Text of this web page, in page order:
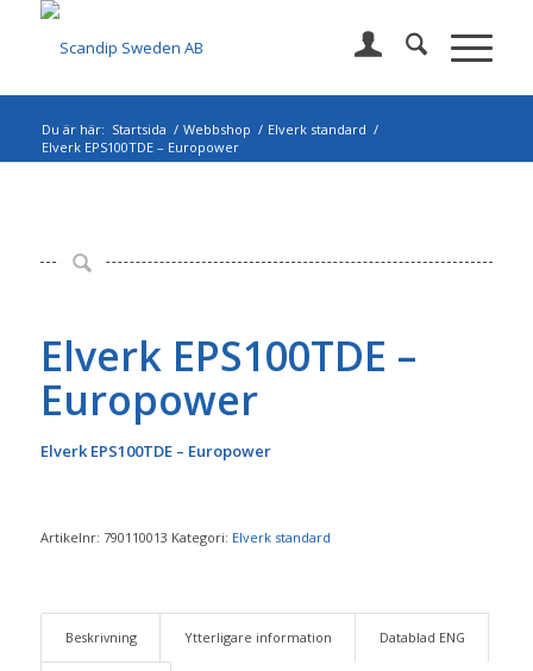
Du är här: Startsida / Webbshop / Elverk standard /
Elverk EPS100TDE – Europower
Elverk EPS100TDE –
Europower
Elverk EPS100TDE – Europower
Artikelnr: 790110013 Kategori: Elverk standard
Beskrivning Ytterligare information Datablad ENG